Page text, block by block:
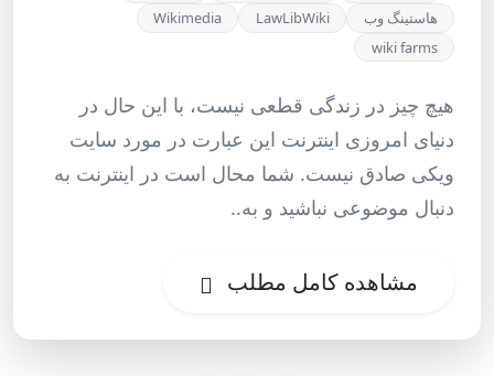
هاستینگ وب
LawLibWiki
Wikimedia
wiki farms
هیچ چیز در زندگی قطعی نیست، با این حال در
دنیای امروزی اینترنت این عبارت در مورد سایت
ویکی صادق نیست. شما محال است در اینترنت به
دنبال موضوعی نباشید و به..
مشاهده کامل مطلب